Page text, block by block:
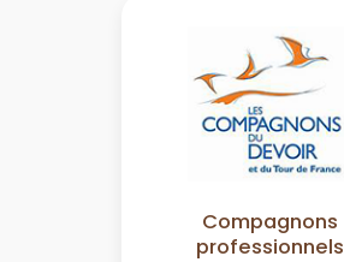
Compagnons
professionnels